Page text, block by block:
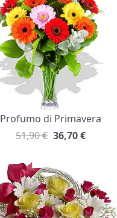
Profumo di Primavera
51,90 € 36,70€